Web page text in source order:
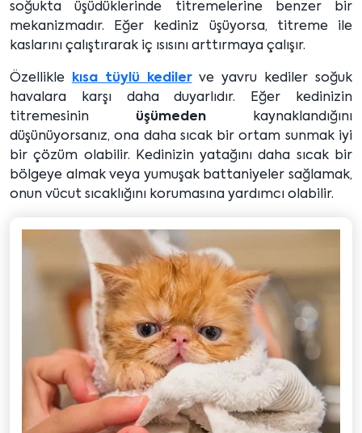
soğukta üşüdüklerinde titremelerine benzer bir
mekanizmadır. Eğer kediniz üşüyorsa, titreme ile
kaslarını çalıştırarak iç ısısını arttırmaya çalışır.
Özellikle kısa tüylü kedilerve yavru kediler soğuk
havalara karşı daha duyarlıdır. Eğer kedinizin
titremesinin üşümeden kaynaklandığını
düşünüyorsanız, ona daha sıcak bir ortam sunmak iyi
bir çözüm olabilir. Kedinizin yatağını daha sıcak bir
bölgeye almak veya yumuşak battaniyeler sağlamak,
onun vücut sıcaklığını korumasına yardımcı olabilir.